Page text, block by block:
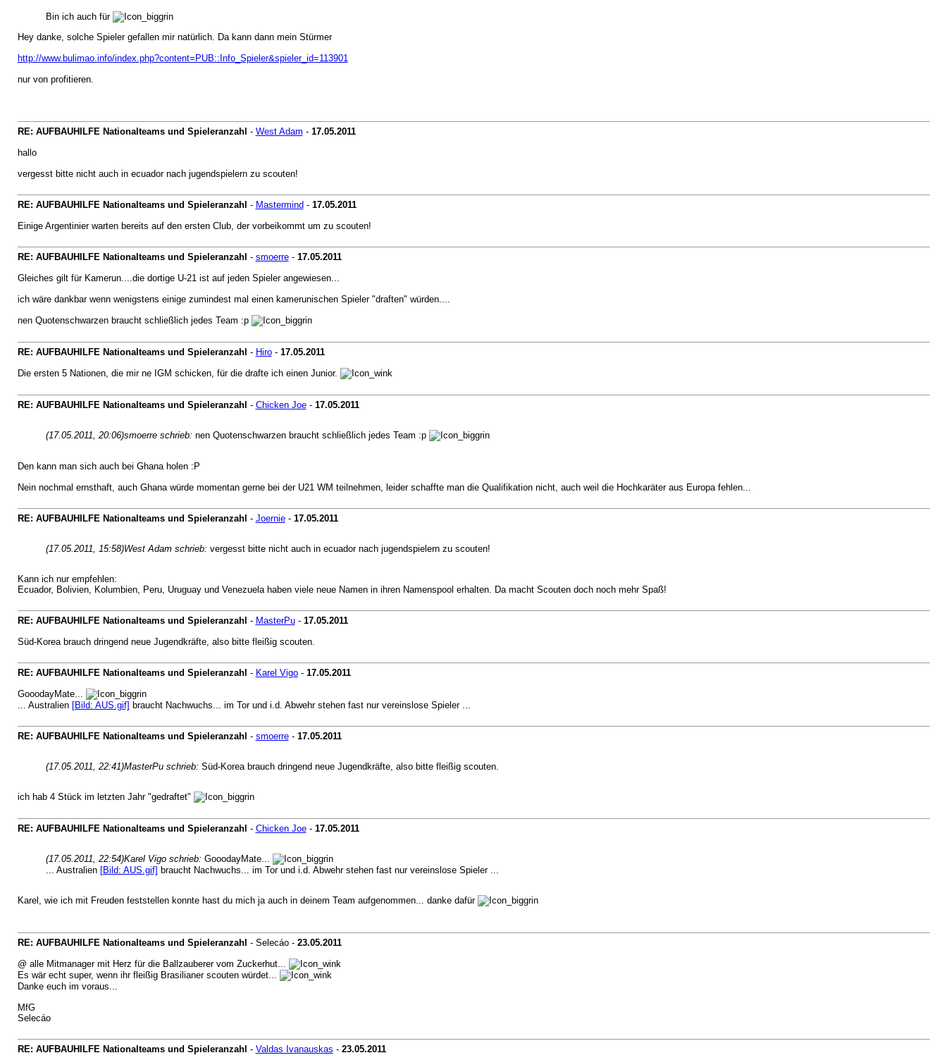
Bin ich auch für
Hey danke, solche Spieler gefallen mir natürlich. Da kann dann mein Stürmer
http://www.bulimao.info/index.php?content=PUB::Info_Spieler&spieler_id=113901
nur von profitieren.
RE: AUFBAUHILFE Nationalteams und Spieleranzahl - West Adam - 17.05.2011
hallo
vergesst bitte nicht auch in ecuador nach jugendspielern zu scouten!
RE: AUFBAUHILFE Nationalteams und Spieleranzahl - Mastermind - 17.05.2011
Einige Argentinier warten bereits auf den ersten Club, der vorbeikommt um zu scouten!
RE: AUFBAUHILFE Nationalteams und Spieleranzahl - smoerre- 17.05.2011
Gleiches gilt für Kamerun....die dortige U-21 ist auf jeden Spieler angewiesen...
ich wäre dankbar wenn wenigstens einige zumindest mal einen kamerunischen Spieler "draften" würden....
nen Quotenschwarzen braucht schließlich jedes Team :p
RE: AUFBAUHILFE Nationalteams und Spieleranzahl - Hiro- 17.05.2011
Die ersten 5 Nationen, die mir ne IGM schicken, für die drafte ich einen Junior.
RE: AUFBAUHILFE Nationalteams und Spieleranzahl - Chicken Joe- 17.05.2011
(17.05.2011, 20:06)smoerre schrieb: nen Quotenschwarzen braucht schließlich jedes Team :p
Den kann man sich auch bei Ghana holen :P
Nein nochmal ernsthaft, auch Ghana würde momentan gerne bei der U21 WM teilnehmen, leider schaffte man die Qualifikation nicht, auch weil die Hochkaräter aus Europa fehlen...
RE: AUFBAUHILFE Nationalteams und Spieleranzahl - Joernie- 17.05.2011
(17.05.2011, 15:58)West Adam schrieb: vergesst bitte nicht auch in ecuador nach jugendspielern zu scouten!
Kann ich nur empfehlen:
Ecuador, Bolivien, Kolumbien, Peru, Uruguay und Venezuela haben viele neue Namen in ihren Namenspool erhalten. Da macht Scouten doch noch mehr Spaß!
RE: AUFBAUHILFE Nationalteams und Spieleranzahl - MasterPu- 17.05.2011
Süd-Korea brauch dringend neue Jugendkräfte, also bitte fleißig scouten.
RE: AUFBAUHILFE Nationalteams und Spieleranzahl - Karel Vigo- 17.05.2011
GooodayMate...
... Australien [Bild: AUS.gif] braucht Nachwuchs... im Tor und i.d. Abwehr stehen fast nur vereinslose Spieler ...
RE: AUFBAUHILFE Nationalteams und Spieleranzahl - smoerre- 17.05.2011
(17.05.2011, 22:41)MasterPu schrieb: Süd-Korea brauch dringend neue Jugendkräfte, also bitte fleißig scouten.
ich hab 4 Stück im letzten Jahr "gedraftet"
RE: AUFBAUHILFE Nationalteams und Spieleranzahl - Chicken Joe- 17.05.2011
(17.05.2011, 22:54)Karel Vigo schrieb: GooodayMate...
... Australien [Bild: AUS.gif] braucht Nachwuchs... im Tor und i.d. Abwehr stehen fast nur vereinslose Spieler ...
Karel, wie ich mit Freuden feststellen konnte hast du mich ja auch in deinem Team aufgenommen... danke dafür
RE: AUFBAUHILFE Nationalteams und Spieleranzahl - Selecáo - 23.05.2011
@ alle Mitmanager mit Herz für die Ballzauberer vom Zuckerhut...
Es wär echt super, wenn ihr fleißig Brasilianer scouten würdet...
Danke euch im voraus...
MfG
Selecáo
RE: AUFBAUHILFE Nationalteams und Spieleranzahl - Valdas Ivanauskas - 23.05.2011